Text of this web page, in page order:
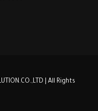
| All Rights